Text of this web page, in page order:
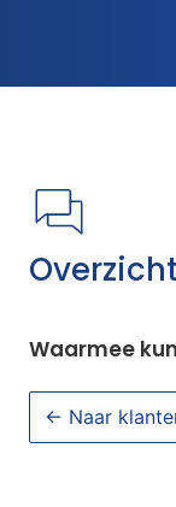
Waarmee
← Naar